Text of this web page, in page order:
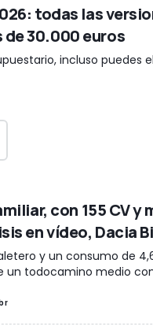
todas las
30.000 euros
incluso puedes
con 155 CV y
en vídeo, Dacia
y un consumo de
un todocamino medio